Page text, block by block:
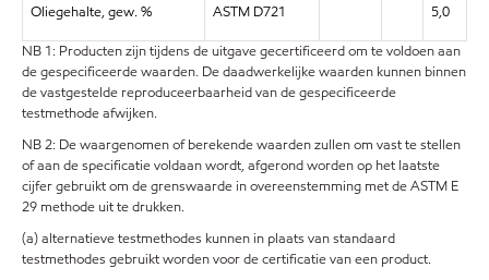
Oliegehalte, gew. % ASTM D721
5,0
NB 1: Producten zijn tijdens de uitgave gecertificeerd om te voldoen aan
de gespecificeerde waarden. De daadwerkelijke waarden kunnen binnen
de vastgestelde reproduceerbaarheid van de gespecificeerde
testmethode afwijken.
NB 2: De waargenomen of berekende waarden zullen om vast te stellen
of aan de specificatie voldaan wordt, afgerond worden op het laatste
cijfer gebruikt om de grenswaarde in overeenstemming met de ASTM E
29 methode uit te drukken.
(a) alternatieve testmethodes kunnen in plaats van standaard
testmethodes gebruikt worden voor de certificatie van een product.